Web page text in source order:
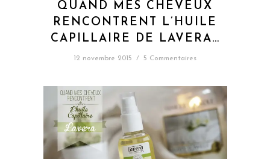
QUAND MES CHEVEUX
RENCONTRENT L’HUILE
CAPILLAIRE DE LAVERA…
12 novembre 2015 / 5 Commentaires